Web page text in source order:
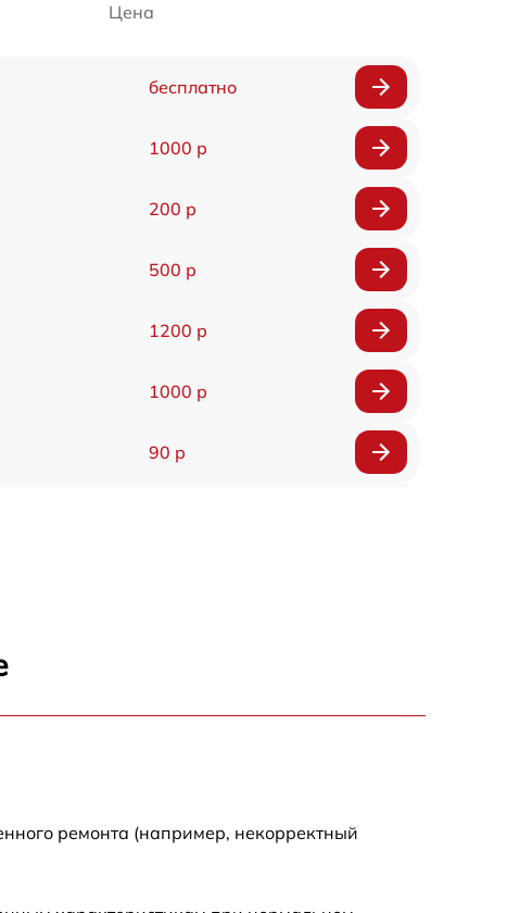
Цена
бесплатно
1000 р
200 р
500 р
1200 р
1000 р
90 р
ремонта (например, некорректный